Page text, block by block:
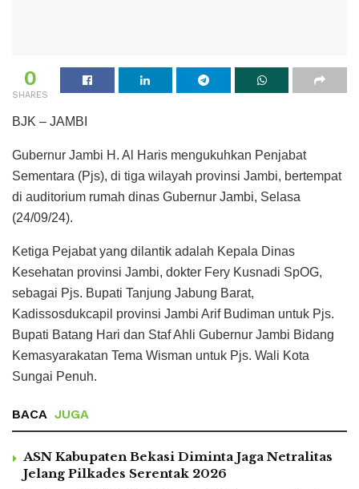
0
SHARES
BJK – JAMBI
Gubernur Jambi H. Al Haris mengukuhkan Penjabat
Sementara (Pjs), di tiga wilayah provinsi Jambi, bertempat
di auditorium rumah dinas Gubernur Jambi, Selasa
(24/09/24).
Ketiga Pejabat yang dilantik adalah Kepala Dinas
Kesehatan provinsi Jambi, dokter Fery Kusnadi SpOG,
sebagai Pjs. Bupati Tanjung Jabung Barat,
Kadissosdukcapil provinsi Jambi Arif Budiman untuk Pjs.
Bupati Batang Hari dan Staf Ahli Gubernur Jambi Bidang
Kemasyarakatan Tema Wisman untuk Pjs. Wali Kota
Sungai Penuh.
BACA JUGA
ASN Kabupaten Bekasi Diminta Jaga Netralitas
Jelang Pilkades Serentak 2026